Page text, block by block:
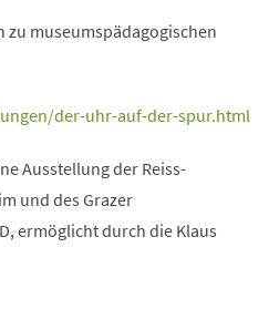
museumspädagogischen
der-uhr-auf-der-spur.html
Ausstellung der Reiss-
und des Grazer
ermöglicht durch die Klaus